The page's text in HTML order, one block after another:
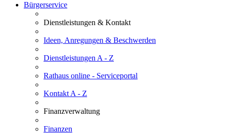
Bürgerservice
Dienstleistungen & Kontakt
Ideen, Anregungen & Beschwerden
Dienstleistungen A - Z
Rathaus online - Serviceportal
Kontakt A - Z
Finanzverwaltung
Finanzen